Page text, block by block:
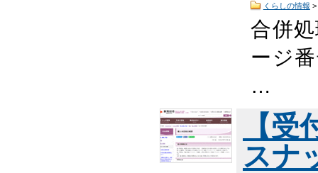
くらしの情報 >
合併
ージ
…
【
スナ